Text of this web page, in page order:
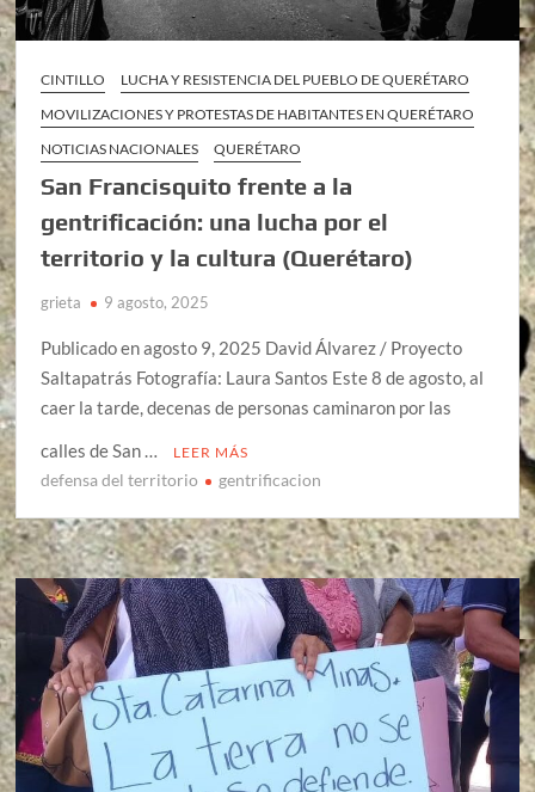
CINTILLO
LUCHA Y RESISTENCIA DEL PUEBLO DE QUERÉTARO
MOVILIZACIONES Y PROTESTAS DE HABITANTES EN QUERÉTARO
NOTICIAS NACIONALES
QUERÉTARO
San Francisquito frente a la
gentrificación: una lucha por el
territorio y la cultura (Querétaro)
grieta 9 agosto, 2025
Publicado en agosto 9, 2025 David Álvarez / Proyecto
Saltapatrás Fotografía: Laura Santos Este 8 de agosto, al
caer la tarde, decenas de personas caminaron por las
calles de San …
LEER MÁS
defensa del territorio gentrificacion